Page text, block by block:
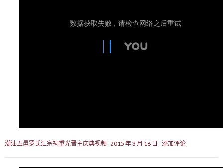
潮汕五邑罗氏汇宗祠重光晋主庆典视频 2015 年 3 月 16 日 添加评论